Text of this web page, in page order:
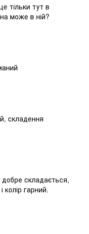
тільки тут в
може в ній?
складення
складається,
колір гарний.